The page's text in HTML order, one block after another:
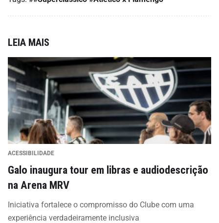
LEIA MAIS
ACESSIBILIDADE
Galo inaugura tour em libras e audiodescrição
na Arena MRV
Iniciativa fortalece o compromisso do Clube com uma
experiência verdadeiramente inclusiva